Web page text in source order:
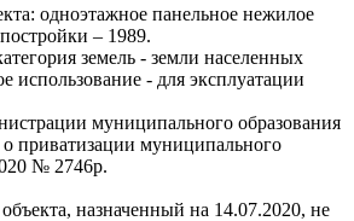
одноэтажное панельное нежилое
– 1989.
земель - земли населенных
использование - для эксплуатации
муниципального образования
приватизации муниципального
№ 2746р.
назначенный на 14.07.2020, не